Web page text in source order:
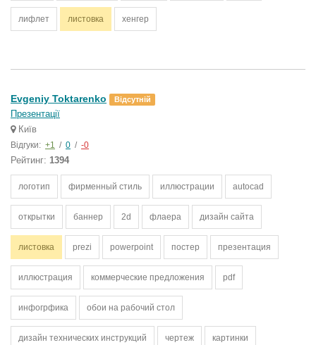
лифлет листовка хенгер
Evgeniy Toktarenko Відсутній
Презентації
Київ
Відгуки: +1 / 0 / -0
Рейтинг: 1394
логотип фирменный стиль иллюстрации autocad
открытки баннер 2d флаера дизайн сайта
листовка prezi powerpoint постер презентация
иллюстрация коммерческие предложения pdf
инфогрфика обои на рабочий стол
дизайн технических инструкций чертеж картинки